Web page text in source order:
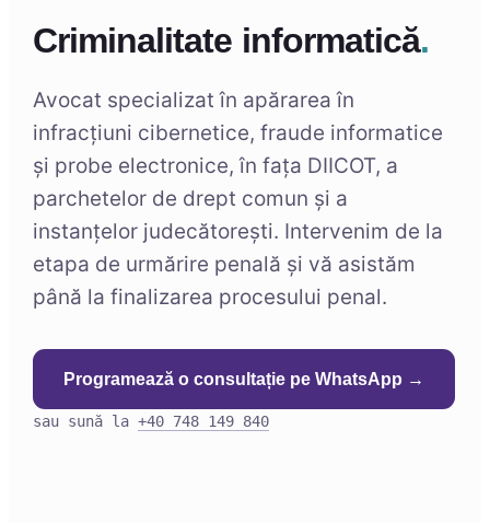
Criminalitate informatică.
Avocat specializat în apărarea în
infracțiuni cibernetice, fraude informatice
și probe electronice, în fața DIICOT, a
parchetelor de drept comun și a
instanțelor judecătorești. Intervenim de la
etapa de urmărire penală și vă asistăm
până la finalizarea procesului penal.
Programează o consultație pe WhatsApp →
sau sună la +40 748 149 840